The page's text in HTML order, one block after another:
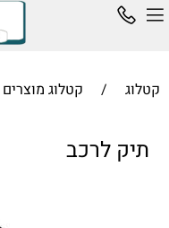
קטלוג / קטלוג מוצרים
תיק לרכב